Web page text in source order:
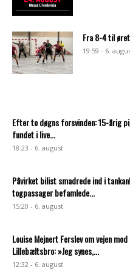
Fra 8-4 til
19:59 - 6.
Efter to døgns forsvinden: 15-årig
fundet i live...
18:23 - 6. august
Påvirket bilist smadrede ind i
togpassager befamlede...
15:20 - 6. august
Louise Mejnert Ferslev om vejen
Lillebæltsbro: »Jeg synes,...
12:32 - 6. august